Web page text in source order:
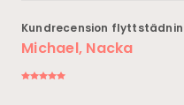
Kundrecension
Michael, Nacka